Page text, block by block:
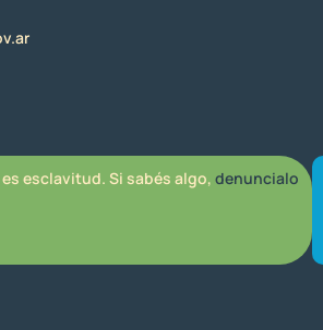
esclavitud. Si sabés algo, denuncialo